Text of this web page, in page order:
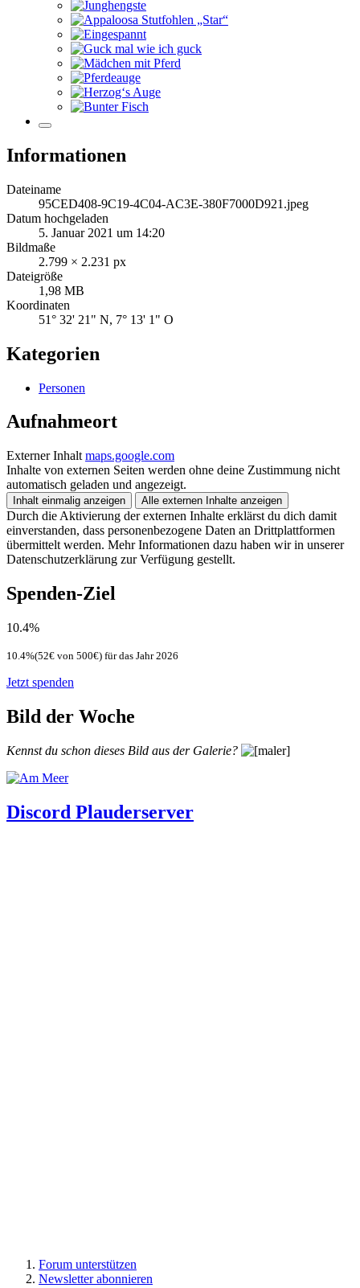
Informationen
Dateiname
95CED408-9C19-4C04-AC3E-380F7000D921.jpeg
Datum hochgeladen
5. Januar 2021 um 14:20
Bildmaße
2.799 × 2.231 px
Dateigröße
1,98 MB
Koordinaten
51° 32' 21" N, 7° 13' 1" O
Kategorien
Personen
Aufnahmeort
Externer Inhalt maps.google.com
Inhalte von externen Seiten werden ohne deine Zustimmung nicht
automatisch geladen und angezeigt.
Inhalt einmalig anzeigen Alle externen Inhalte anzeigen
Durch die Aktivierung der externen Inhalte erklärst du dich damit
einverstanden, dass personenbezogene Daten an Drittplattformen
übermittelt werden. Mehr Informationen dazu haben wir in unserer
Datenschutzerklärung zur Verfügung gestellt.
Spenden-Ziel
10.4%
10.4%(52€ von 500€) für das Jahr 2026
Jetzt spenden
Bild der Woche
Kennst du schon dieses Bild aus der Galerie?
Discord Plauderserver
Forum unterstützen
Newsletter abonnieren